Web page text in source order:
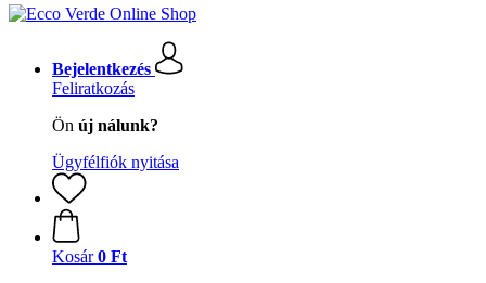
Bejelentkezés
Feliratkozás
Ön új nálunk?
Ügyfélfiók nyitása
Kosár 0 Ft